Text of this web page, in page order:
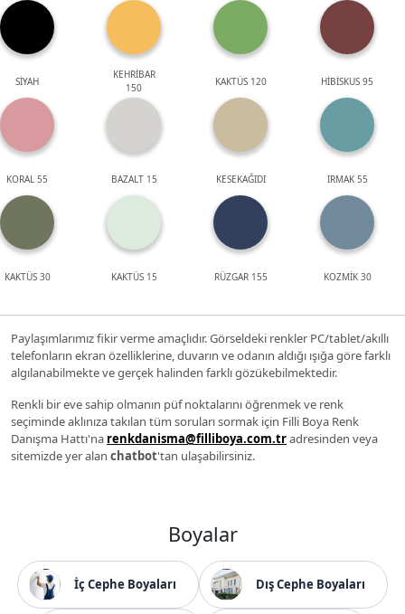
SİYAH
KEHRİBAR
150
KAKTÜS 120 HİBİSKUS 95
KORAL 55 BAZALT 15 KESEKAĞIDI IRMAK 55
KAKTÜS 30 KAKTÜS 15 RÜZGAR 155 KOZMİK 30
Paylaşımlarımız fikir verme amaçlıdır. Görseldeki renkler PC/tablet/akıllı
telefonların ekran özelliklerine, duvarın ve odanın aldığı ışığa göre farklı
algılanabilmekte ve gerçek halinden farklı gözükebilmektedir.
Renkli bir eve sahip olmanın püf noktalarını öğrenmek ve renk
seçiminde aklınıza takılan tüm soruları sormak için Filli Boya Renk
Danışma Hattı'na renkdanisma@filliboya.com.tradresinden veya
sitemizde yer alan chatbot'tan ulaşabilirsiniz.
Boyalar
İç Cephe Boyaları Dış Cephe Boyaları